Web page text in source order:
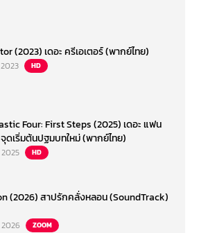
(2023) เดอะ ครีเอเตอร์ (พากย์ไทย)
2023 HD
Four: First Steps (2025) เดอะ แฟน
ดเริ่มต้นปฐมบทใหม่ (พากย์ไทย)
2025 HD
(2026) สาปรักคลั่งหลอน (SoundTrack)
2026 ZOOM